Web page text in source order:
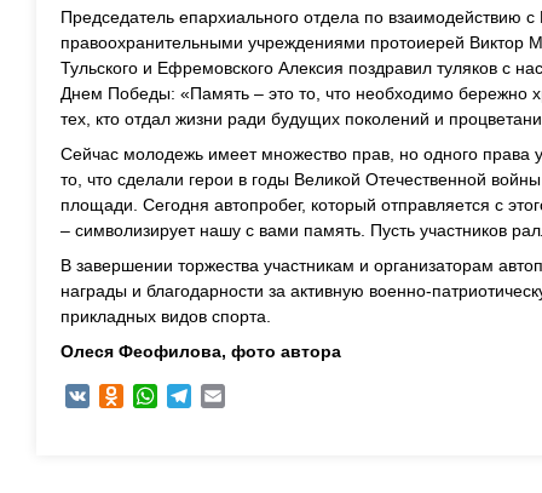
Председатель епархиального отдела по взаимодействию
правоохранительными учреждениями протоиерей Виктор
Тульского и Ефремовского Алексия поздравил туляков с
Днем Победы: «Память – это то, что необходимо бережно
тех, кто отдал жизни ради будущих поколений и
Сейчас молодежь имеет множество прав, но одного права
то, что сделали герои в годы Великой Отечественной
площади. Сегодня автопробег, который отправляется с
– символизирует нашу с вами память. Пусть участников
В завершении торжества участникам и организаторам
награды и благодарности за активную военно-
прикладных видов спорта.
Олеся Феофилова, фото автора
VK Odnoklassniki
WhatsAppTelegram